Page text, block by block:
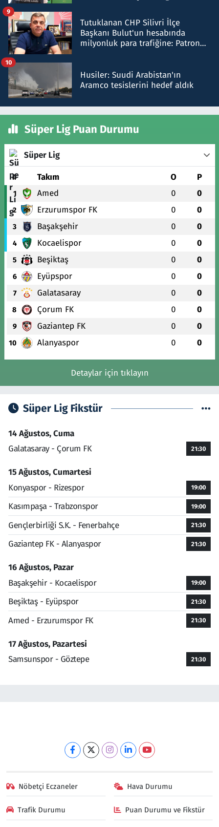
Tutuklanan CHP Silivri İlçe
Başkanı Bulut'un hesabında
milyonluk para trafiğine: Patron
9
Husiler: Suudi Arabistan'ın
Aramco tesislerini hedef aldık
10
Süper Lig Puan Durumu
Süper Lig
# Takım O P
1 Amed 0 0
2 Erzurumspor FK 0 0
3 Başakşehir 0 0
4 Kocaelispor 0 0
5 Beşiktaş 0 0
6 Eyüpspor 0 0
7 Galatasaray 0 0
8 Çorum FK 0 0
9 Gaziantep FK 0 0
10 Alanyaspor 0 0
Detaylar için tıklayın
Süper Lig Fikstür
14 Ağustos, Cuma
Galatasaray - Çorum FK
21:30
15 Ağustos, Cumartesi
Konyaspor - Rizespor
19:00
Kasımpaşa - Trabzonspor 19:00
Gençlerbirliği S.K. - Fenerbahçe 21:30
Gaziantep FK - Alanyaspor 21:30
16 Ağustos, Pazar
Başakşehir - Kocaelispor
19:00
Beşiktaş - Eyüpspor 21:30
Amed - Erzurumspor FK 21:30
17 Ağustos, Pazartesi
Samsunspor - Göztepe
21:30
Nöbetçi Eczaneler Hava Durumu
Trafik Durumu Puan Durumu ve Fikstür